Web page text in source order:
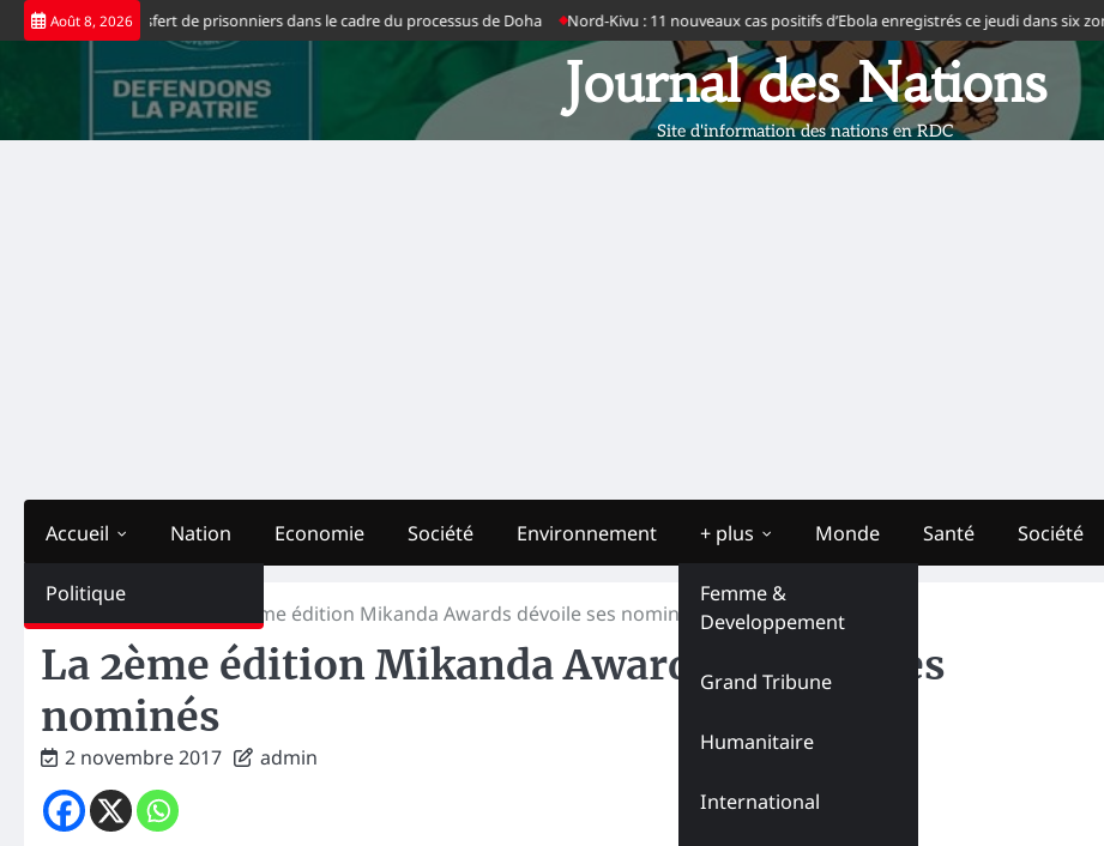
Skip
to
Août 8, 2026
transfert de prisonniers dans le cadre du processus de Doha Nord-Kivu : 11 nouveaux cas positifs d’Ebola enregistrés ce jeudi dans six zones de
Journal des Nations
Site d'information des nations en RDC
Accueil
Politique
Nation Economie Société Environnement + plus
Femme &
Developpement
Grand Tribune
Humanitaire
International
Monde Santé Société
La 2ème édition Mikanda Awards dévoile ses nominés
La 2ème édition Mikanda Awards dévoile ses
nominés
2 novembre 2017 admin